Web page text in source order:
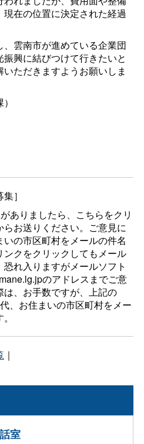
在の位置に決定された経過
雲南市が進めている企業団
興に結びつけて行きたいと
ただきますようお願いしま
］
ありましたら、こちらをクリ
らお送りください。ご意見に
の市区町村をメールの件名
クをクリックしてもメール
れ入りますがメールソフト
のアドレスまでご意
は、お手数ですが、上記の
、お住まいの市区町村をメー
｜
室